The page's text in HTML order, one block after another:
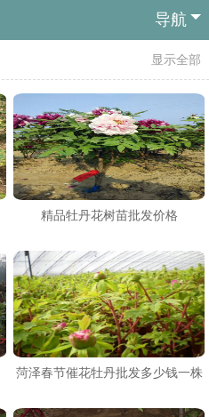
导航
显示全部
精品牡丹花树苗批发价格
菏泽春节催花牡丹批发多少钱一株